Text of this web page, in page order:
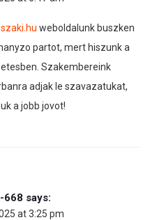
weboldalunk buszken
partot, mert hiszunk a
Szakembereink
adjak le szavazatukat,
a jobb jovot!
668 says:
at 3:25 pm